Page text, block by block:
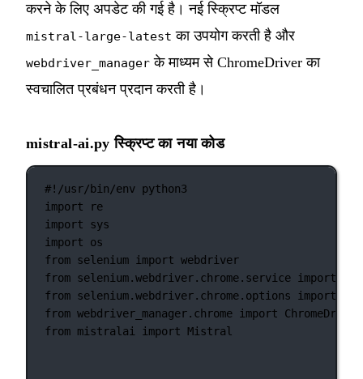
करने के लिए अपडेट की गई है। नई स्क्रिप्ट मॉडल
mistral-large-latest का उपयोग करती है और
webdriver_manager के माध्यम से ChromeDriver का
स्वचालित प्रबंधन प्रदान करती है।
mistral-ai.py स्क्रिप्ट का नया कोड
#!/usr/bin/env python3
import re
import sys
import os
from selenium import webdriver
from selenium.webdriver.chrome.service import
from selenium.webdriver.chrome.options import
from webdriver_manager.chrome import
from mistralai import Mistral